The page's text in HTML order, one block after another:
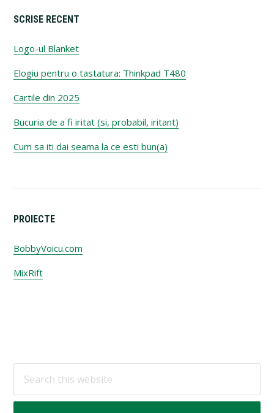
SCRISE RECENT
Logo-ul Blanket
Elogiu pentru o tastatura: Thinkpad T480
Cartile din 2025
Bucuria de a fi iritat (si, probabil, iritant)
Cum sa iti dai seama la ce esti bun(a)
PROIECTE
BobbyVoicu.com
MixRift
Footer
this
website